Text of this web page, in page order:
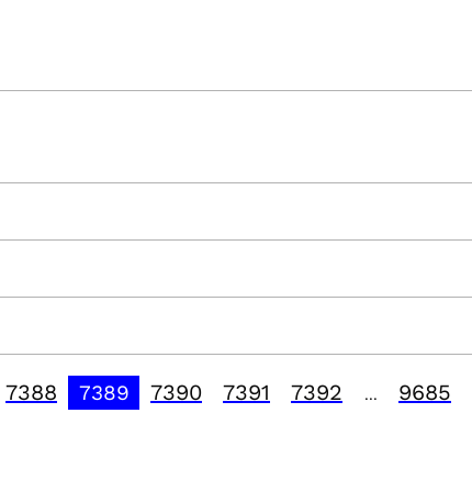
7388 7389 7390 7391 7392 9685